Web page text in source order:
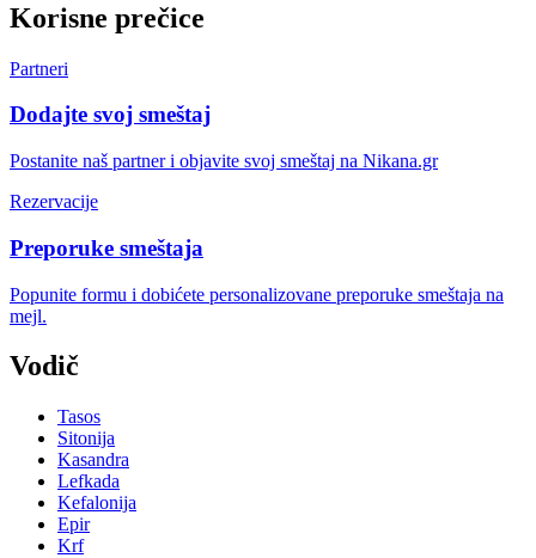
Korisne prečice
Partneri
Dodajte svoj smeštaj
Postanite naš partner i objavite svoj smeštaj na Nikana.gr
Rezervacije
Preporuke smeštaja
Popunite formu i dobićete personalizovane preporuke smeštaja na
mejl.
Vodič
Tasos
Sitonija
Kasandra
Lefkada
Kefalonija
Epir
Krf